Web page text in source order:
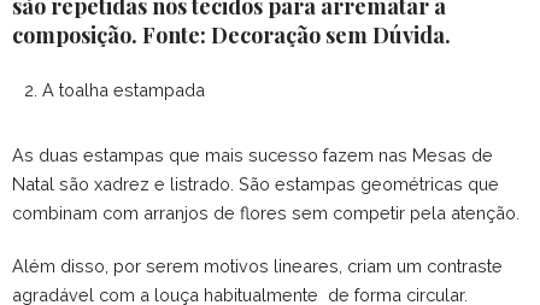
são repetidas nos tecidos para arrematar a
composição. Fonte: Decoração sem Dúvida.
A toalha estampada
As duas estampas que mais sucesso fazem nas Mesas de
Natal são xadrez e listrado. São estampas geométricas que
combinam com arranjos de flores sem competir pela atenção.
Além disso, por serem motivos lineares, criam um contraste
agradável com a louça habitualmente de forma circular.